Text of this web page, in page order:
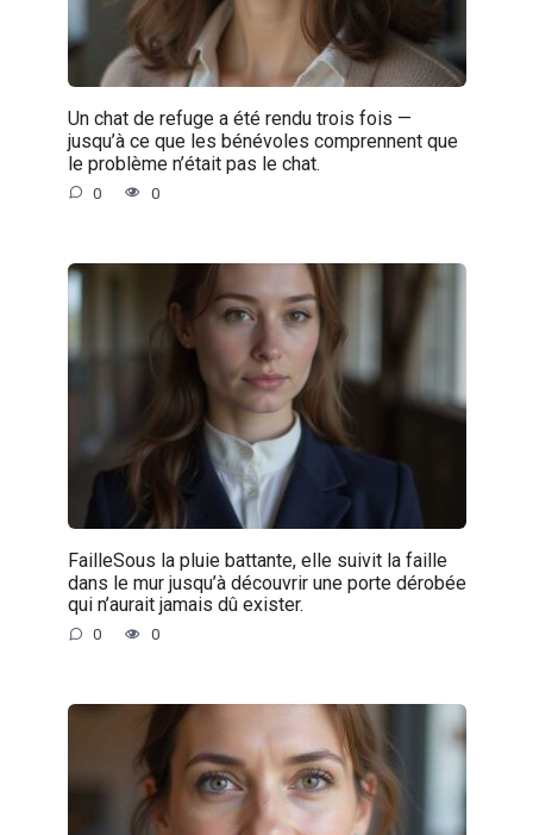
Un chat de refuge a été rendu trois fois —
jusqu’à ce que les bénévoles comprennent que
le problème n’était pas le chat.
0 0
FailleSous la pluie battante, elle suivit la faille
dans le mur jusqu’à découvrir une porte dérobée
qui n’aurait jamais dû exister.
0 0